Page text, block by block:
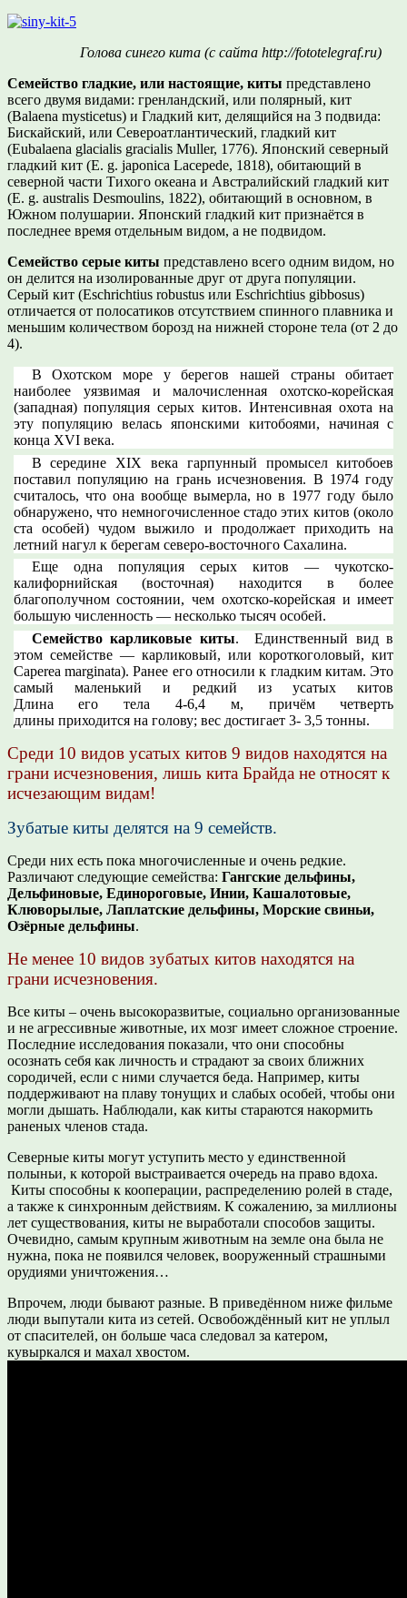
Голова синего кита (с сайта http://fototelegraf.ru)
Семейство гладкие, или настоящие, киты представлено
всего двумя видами: гренландский, или полярный, кит
(Balaena mysticetus) и Гладкий кит, делящийся на 3 подвида:
Бискайский, или Североатлантический, гладкий кит
(Eubalaena glacialis gracialis Muller, 1776). Японский северный
гладкий кит (Е. g. japonica Lacepede, 1818), обитающий в
северной части Тихого океана и Австралийский гладкий кит
(Е. g. australis Desmoulins, 1822), обитающий в основном, в
Южном полушарии. Японский гладкий кит признаётся в
последнее время отдельным видом, а не подвидом.
Семейство серые киты представлено всего одним видом, но
он делится на изолированные друг от друга популяции.
Серый кит (Eschrichtius robustus или Eschrichtius gibbosus)
отличается от полосатиков отсутствием спинного плавника и
меньшим количеством борозд на нижней стороне тела (от 2 до
4).
В Охотском море у берегов нашей страны обитает
наиболее уязвимая и малочисленная охотско-корейская
(западная) популяция серых китов. Интенсивная охота на
эту популяцию велась японскими китобоями, начиная с
конца XVI века.
В середине XIX века гарпунный промысел китобоев
поставил популяцию на грань исчезновения. В 1974 году
считалось, что она вообще вымерла, но в 1977 году было
обнаружено, что немногочисленное стадо этих китов (около
ста особей) чудом выжило и продолжает приходить на
летний нагул к берегам северо-восточного Сахалина.
Еще одна популяция серых китов — чукотско-
калифорнийская (восточная) находится в более
благополучном состоянии, чем охотско-корейская и имеет
большую численность — несколько тысяч особей.
Семейство карликовые киты. Единственный вид в
этом семействе — карликовый, или короткоголовый, кит
Caperea marginata). Ранее его относили к гладким китам. Это
самый маленький и редкий из усатых китов
Длина его тела 4-6,4 м, причём четверть
длины приходится на голову; вес достигает 3- 3,5 тонны.
Среди 10 видов усатых китов 9 видов находятся на
грани исчезновения, лишь кита Брайда не относят к
исчезающим видам!
Зубатые киты делятся на 9 семейств.
Среди них есть пока многочисленные и очень редкие.
Различают следующие семейства: Гангские дельфины,
Дельфиновые, Единороговые, Инии, Кашалотовые,
Клюворылые, Лаплатские дельфины, Морские свиньи,
Озёрные дельфины.
Не менее 10 видов зубатых китов находятся на
грани исчезновения.
Все киты – очень высокоразвитые, социально организованные
и не агрессивные животные, их мозг имеет сложное строение.
Последние исследования показали, что они способны
осознать себя как личность и страдают за своих ближних
сородичей, если с ними случается беда. Например, киты
поддерживают на плаву тонущих и слабых особей, чтобы они
могли дышать. Наблюдали, как киты стараются накормить
раненых членов стада.
Северные киты могут уступить место у единственной
полыньи, к которой выстраивается очередь на право вдоха.
Киты способны к кооперации, распределению ролей в стаде,
а также к синхронным действиям. К сожалению, за миллионы
лет существования, киты не выработали способов защиты.
Очевидно, самым крупным животным на земле она была не
нужна, пока не появился человек, вооруженный страшными
орудиями уничтожения…
Впрочем, люди бывают разные. В приведённом ниже фильме
люди выпутали кита из сетей. Освобождённый кит не уплыл
от спасителей, он больше часа следовал за катером,
кувыркался и махал хвостом.